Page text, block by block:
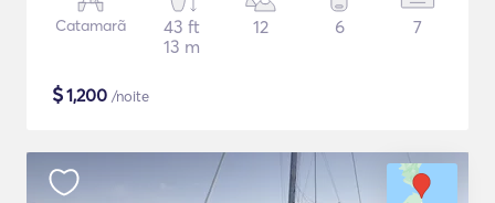
Catamarã
43 ft
13 m
12 6 7
$1,200 /noite